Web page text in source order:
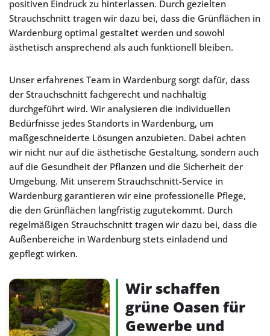
positiven Eindruck zu hinterlassen. Durch gezielten
Strauchschnitt tragen wir dazu bei, dass die Grünflächen in
Wardenburg optimal gestaltet werden und sowohl
ästhetisch ansprechend als auch funktionell bleiben.
Unser erfahrenes Team in Wardenburg sorgt dafür, dass
der Strauchschnitt fachgerecht und nachhaltig
durchgeführt wird. Wir analysieren die individuellen
Bedürfnisse jedes Standorts in Wardenburg, um
maßgeschneiderte Lösungen anzubieten. Dabei achten
wir nicht nur auf die ästhetische Gestaltung, sondern auch
auf die Gesundheit der Pflanzen und die Sicherheit der
Umgebung. Mit unserem Strauchschnitt-Service in
Wardenburg garantieren wir eine professionelle Pflege,
die den Grünflächen langfristig zugutekommt. Durch
regelmäßigen Strauchschnitt tragen wir dazu bei, dass die
Außenbereiche in Wardenburg stets einladend und
gepflegt wirken.
Wir schaffen
grüne Oasen für
Gewerbe und